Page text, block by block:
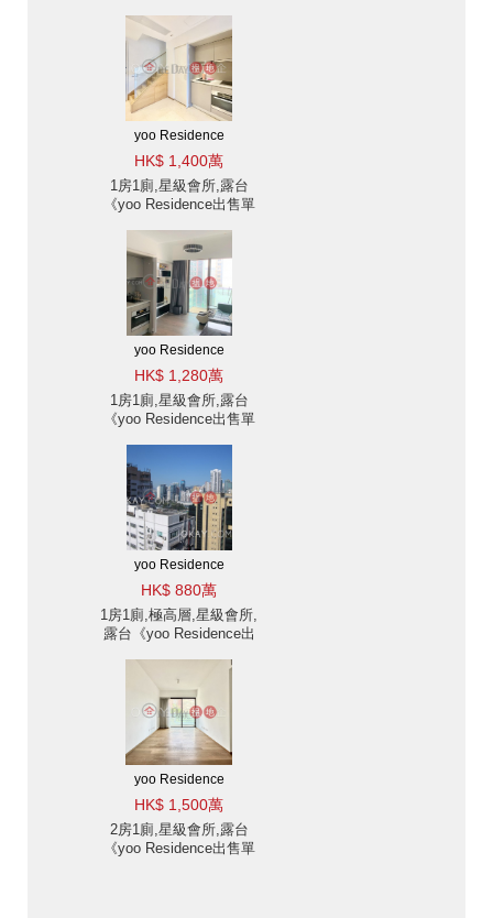
yoo Residence
HK$ 1,400萬
1房1廁,星級會所,露台
《yoo Residence出售單
yoo Residence
HK$ 1,280萬
1房1廁,星級會所,露台
《yoo Residence出售單
yoo Residence
HK$ 880萬
1房1廁,極高層,星級會所,
露台《yoo Residence出
yoo Residence
HK$ 1,500萬
2房1廁,星級會所,露台
《yoo Residence出售單